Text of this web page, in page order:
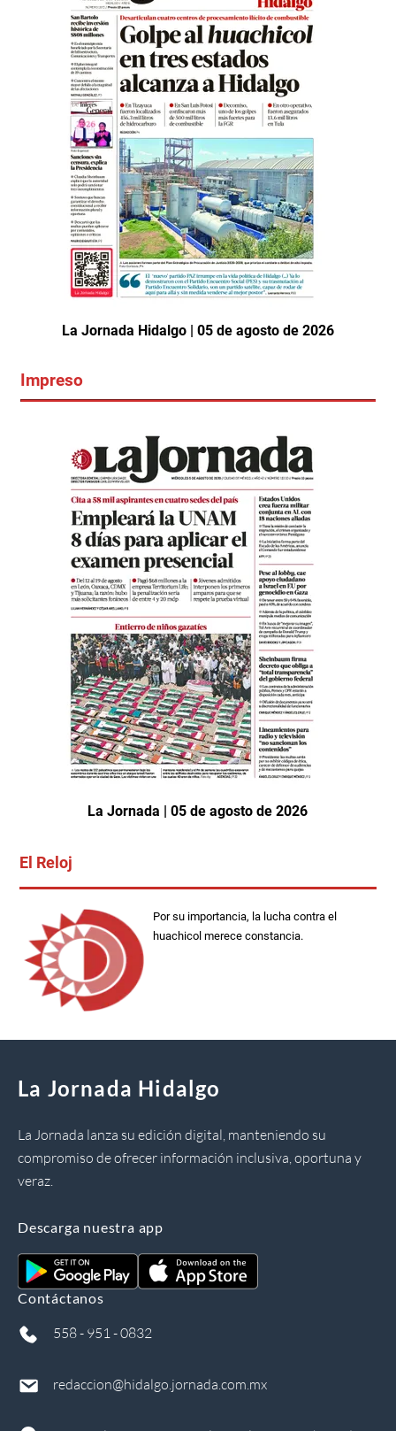
La Jornada Hidalgo | 05 de agosto de 2026
Impreso
La Jornada | 05 de agosto de 2026
El Reloj
Por su importancia, la lucha contra el
huachicol merece constancia.
La Jornada Hidalgo
La Jornada lanza su edición digital, manteniendo su
compromiso de ofrecer información inclusiva, oportuna y
veraz.
Descarga nuestra app
Contáctanos
558 - 951 - 0832
redaccion@hidalgo.jornada.com.mx